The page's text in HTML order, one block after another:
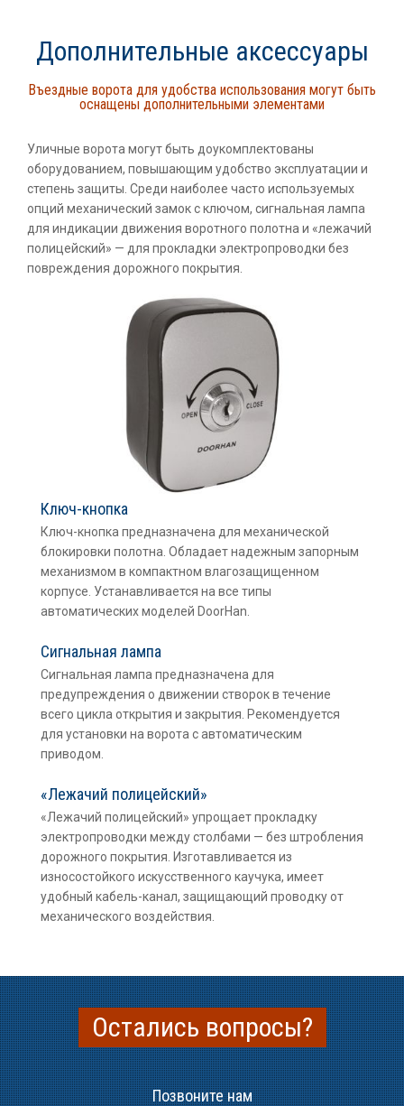
Дополнительные аксессуары
Въездные ворота для удобства использования могут быть
оснащены дополнительными элементами
Уличные ворота могут быть доукомплектованы
оборудованием, повышающим удобство эксплуатации и
степень защиты. Среди наиболее часто используемых
опций механический замок с ключом, сигнальная лампа
для индикации движения воротного полотна и «лежачий
полицейский» — для прокладки электропроводки без
повреждения дорожного покрытия.
Ключ-кнопка
Ключ-кнопка предназначена для механической
блокировки полотна. Обладает надежным запорным
механизмом в компактном влагозащищенном
корпусе. Устанавливается на все типы
автоматических моделей DoorHan.
Сигнальная лампа
Сигнальная лампа предназначена для
предупреждения о движении створок в течение
всего цикла открытия и закрытия. Рекомендуется
для установки на ворота с автоматическим
приводом.
«Лежачий полицейский»
«Лежачий полицейский» упрощает прокладку
электропроводки между столбами — без штробления
дорожного покрытия. Изготавливается из
износостойкого искусственного каучука, имеет
удобный кабель-канал, защищающий проводку от
механического воздействия.
Остались вопросы?
Позвоните нам